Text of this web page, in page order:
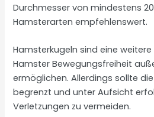
Durchmesser von mindestens
Hamsterarten empfehlenswert.
Hamsterkugeln sind eine
Hamster Bewegungsfreiheit
ermöglichen. Allerdings sollte
begrenzt und unter Aufsicht
Verletzungen zu vermeiden.